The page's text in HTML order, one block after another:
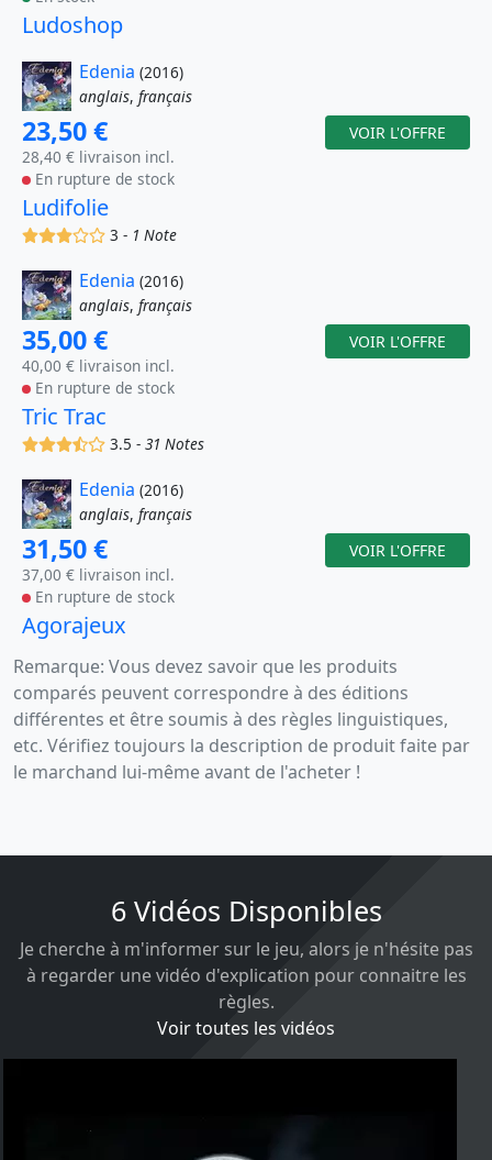
Ludoshop
Edenia (2016)
anglais, français
23,50 €
28,40 € livraison incl.
En rupture de stock
VOIR L'OFFRE
Ludifolie
(x)(x)(x)() ()3 - 1 Note
Edenia (2016)
anglais, français
35,00 €
40,00 € livraison incl.
En rupture de stock
VOIR L'OFFRE
Tric Trac
(x)(x)(x)(,)()
3.5 - 31 Notes
Edenia (2016)
anglais, français
31,50 €
37,00 € livraison incl.
En rupture de stock
VOIR L'OFFRE
Agorajeux
Remarque: Vous devez savoir que les produits
comparés peuvent correspondre à des éditions
différentes et être soumis à des règles linguistiques,
etc. Vérifiez toujours la description de produit faite par
le marchand lui-même avant de l'acheter !
6 Vidéos Disponibles
Je cherche à m'informer sur le jeu, alors je n'hésite pas
à regarder une vidéo d'explication pour connaitre les
règles.
Voir toutes les vidéos